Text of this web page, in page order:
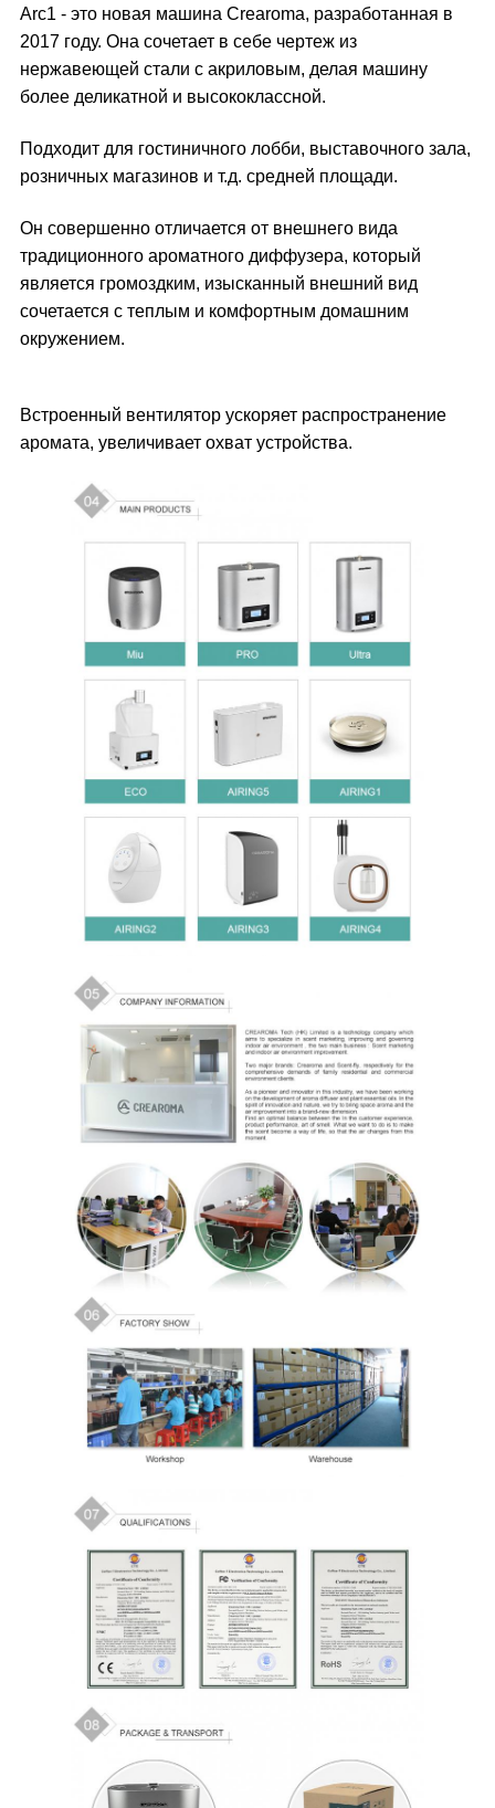
Arc1 - это новая машина Crearoma, разработанная в
2017 году. Она сочетает в себе чертеж из
нержавеющей стали с акриловым, делая машину
более деликатной и высококлассной.
Подходит для гостиничного лобби, выставочного зала,
розничных магазинов и т.д. средней площади.
Он совершенно отличается от внешнего вида
традиционного ароматного диффузера, который
является громоздким, изысканный внешний вид
сочетается с теплым и комфортным домашним
окружением.
Встроенный вентилятор ускоряет распространение
аромата, увеличивает охват устройства.